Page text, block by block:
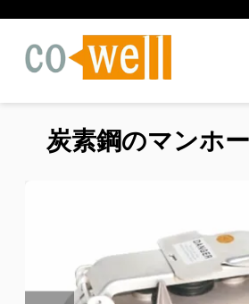
炭素鋼のマンホ